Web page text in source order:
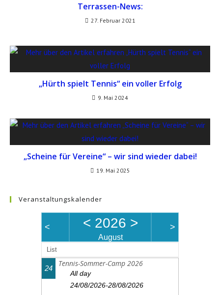
Terrassen-News:
27. Februar 2021
„Hürth spielt Tennis“ ein voller Erfolg
9. Mai 2024
„Scheine für Vereine“ – wir sind wieder dabei!
19. Mai 2025
Veranstaltungskalender
< < 2026 >
August
>
List
24
Tennis-Sommer-Camp 2026
All day
24/08/2026-28/08/2026